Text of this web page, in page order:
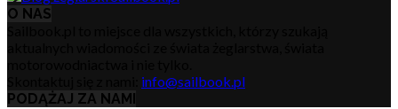
O NAS
info@sailbook.pl
PODĄŻAJ ZA NAMI